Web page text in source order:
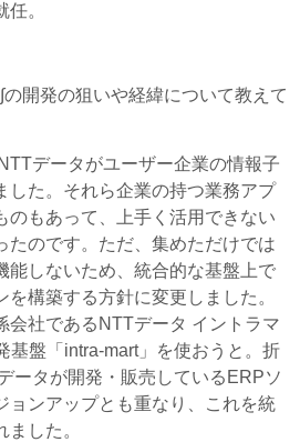
。
の開発の狙いや経緯について教えて
データがユーザー企業の情報子
した。それら企業の持つ業務アプ
のもあって、上手く活用できない
たのです。ただ、集めただけでは
能しないため、統合的な基盤上で
構築する方針に変更しました。
会社であるNTTデータ イントラマ
基盤「intra-mart」を使おうと。折
ータが開発・販売しているERPソ
ョンアップとも重なり、これを統
した。